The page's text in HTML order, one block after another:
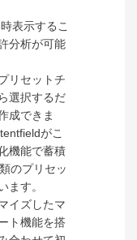
表示するこ
分析が可能
リセットチ
選択するだ
成できま
がこ
機能で蓄積
のプリセッ
ます。
イズしたマ
ト機能を搭